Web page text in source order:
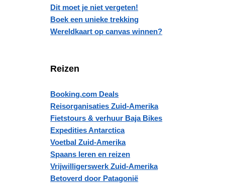
Dit moet je niet vergeten!
Boek een unieke trekking
Wereldkaart op canvas winnen?
Reizen
Booking.com Deals
Reisorganisaties Zuid-Amerika
Fietstours & verhuur Baja Bikes
Expedities Antarctica
Voetbal Zuid-Amerika
Spaans leren en reizen
Vrijwilligerswerk Zuid-Amerika
Betoverd door Patagonië